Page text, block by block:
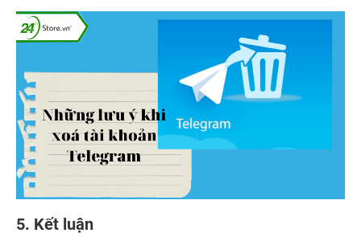
5. Kết luận